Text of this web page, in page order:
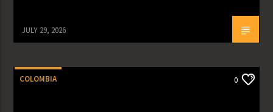
JULY 29, 2026
COLOMBIA 0